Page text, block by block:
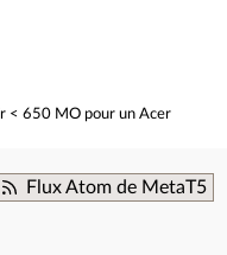
< 650 MO pour un Acer
Flux Atom de MetaT5